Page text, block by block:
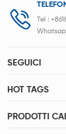
Tel :
SEGUICI
HOT TAGS
PRODOTTI